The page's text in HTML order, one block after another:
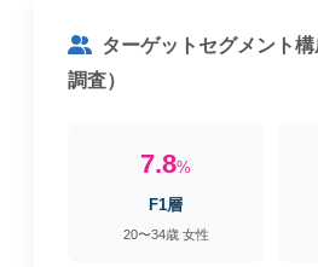
ターゲットセグメント
調査）
7.8%
F1層
20〜34歳 女性